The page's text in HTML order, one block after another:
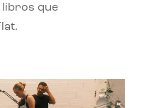
libros que